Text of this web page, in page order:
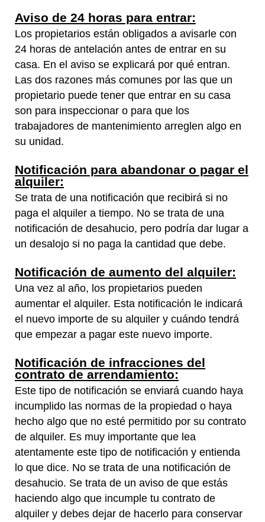
Aviso de 24 horas para entrar:
Los propietarios están obligados a avisarle con
24 horas de antelación antes de entrar en su
casa. En el aviso se explicará por qué entran.
Las dos razones más comunes por las que un
propietario puede tener que entrar en su casa
son para inspeccionar o para que los
trabajadores de mantenimiento arreglen algo en
su unidad.
Notificación para abandonar o pagar el
alquiler:
Se trata de una notificación que recibirá si no
paga el alquiler a tiempo. No se trata de una
notificación de desahucio, pero podría dar lugar a
un desalojo si no paga la cantidad que debe.
Notificación de aumento del alquiler:
Una vez al año, los propietarios pueden
aumentar el alquiler. Esta notificación le indicará
el nuevo importe de su alquiler y cuándo tendrá
que empezar a pagar este nuevo importe.
Notificación de infracciones del
contrato de arrendamiento:
Este tipo de notificación se enviará cuando haya
incumplido las normas de la propiedad o haya
hecho algo que no esté permitido por su contrato
de alquiler. Es muy importante que lea
atentamente este tipo de notificación y entienda
lo que dice. No se trata de una notificación de
desahucio. Se trata de un aviso de que estás
haciendo algo que incumple tu contrato de
alquiler y debes dejar de hacerlo para conservar